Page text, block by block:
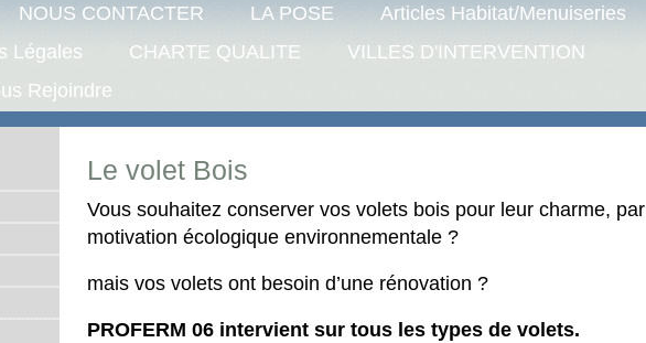
NOUS CONTACTER LA POSE
Articles Habitat/Menuiseries
Légales CHARTE QUALITE
VILLES D'INTERVENTION
Rejoindre
Le volet Bois
Vous souhaitez conserver vos volets bois pour leur charme, par
motivation écologique environnementale ?
mais vos volets ont besoin d’une rénovation ?
PROFERM 06 intervient sur tous les types de volets.